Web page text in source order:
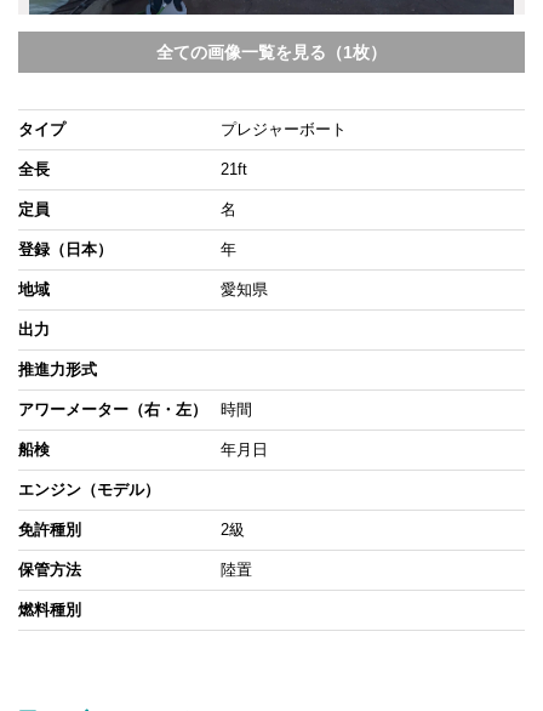
全ての画像一覧を見る（1枚）
タイプ プレジャーボート
全長 21ft
定員 名
登録（日本） 年
地域 愛知県
出力
推進力形式
アワーメーター（右・左） 時間
船検 年月日
エンジン（モデル）
免許種別 2級
保管方法 陸置
燃料種別